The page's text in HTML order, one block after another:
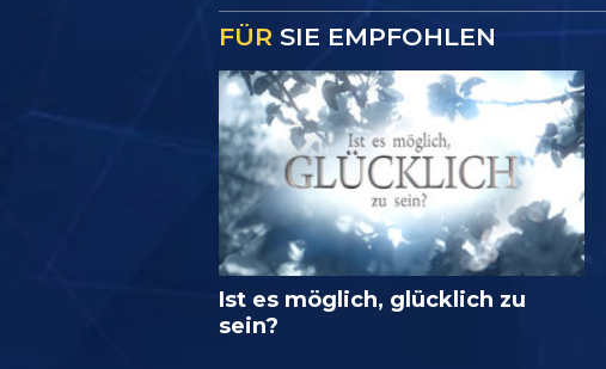
FÜR SIE EMPFOHLEN
Ist es möglich, glücklich zu
sein?